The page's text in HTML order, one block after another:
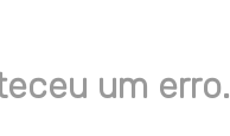
um erro.